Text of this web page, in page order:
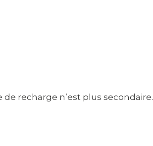
recharge n’est plus secondaire.